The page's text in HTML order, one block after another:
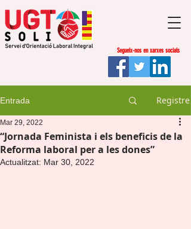
Segueix-nos en xarxes socials
Entrada Registre
“Jornada Feminista i els beneficis de la
Reforma laboral per a les dones”
Mar 29, 2022
Actualitzat: Mar 30, 2022